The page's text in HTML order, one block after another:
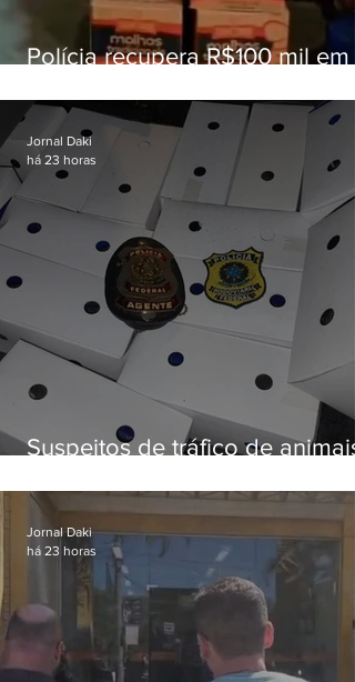
Polícia recupera R$100 mil em
Fluminense
Suspeitos de tráfico de animais
aves
Jornal Daki
há 23 horas
Jornal Daki
há 23 horas